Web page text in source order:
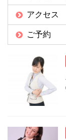
アクセス
ご予約